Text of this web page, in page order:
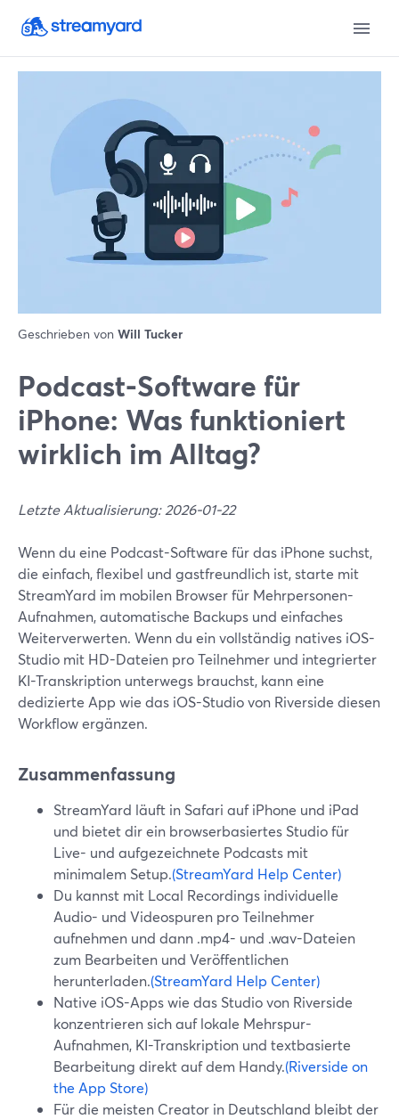
Geschrieben von Will Tucker
Podcast-Software für
iPhone: Was funktioniert
wirklich im Alltag?
Letzte Aktualisierung: 2026-01-22
Wenn du eine Podcast-Software für das iPhone suchst,
die einfach, flexibel und gastfreundlich ist, starte mit
StreamYard im mobilen Browser für Mehrpersonen-
Aufnahmen, automatische Backups und einfaches
Weiterverwerten. Wenn du ein vollständig natives iOS-
Studio mit HD-Dateien pro Teilnehmer und integrierter
KI-Transkription unterwegs brauchst, kann eine
dedizierte App wie das iOS-Studio von Riverside diesen
Workflow ergänzen.
Zusammenfassung
StreamYard läuft in Safari auf iPhone und iPad
und bietet dir ein browserbasiertes Studio für
Live- und aufgezeichnete Podcasts mit
minimalem Setup.(StreamYard Help Center)
Du kannst mit Local Recordings individuelle
Audio- und Videospuren pro Teilnehmer
aufnehmen und dann .mp4- und .wav-Dateien
zum Bearbeiten und Veröffentlichen
herunterladen.(StreamYard Help Center)
Native iOS-Apps wie das Studio von Riverside
konzentrieren sich auf lokale Mehrspur-
Aufnahmen, KI-Transkription und textbasierte
Bearbeitung direkt auf dem Handy.(Riverside on
the App Store)
Für die meisten Creator in Deutschland bleibt der